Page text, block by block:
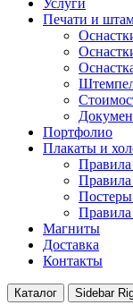
Печати и
Портфолио
Плакаты и
Правила
Постеры
Правила
Магниты
Доставка
Контакты
Каталог Sidebar